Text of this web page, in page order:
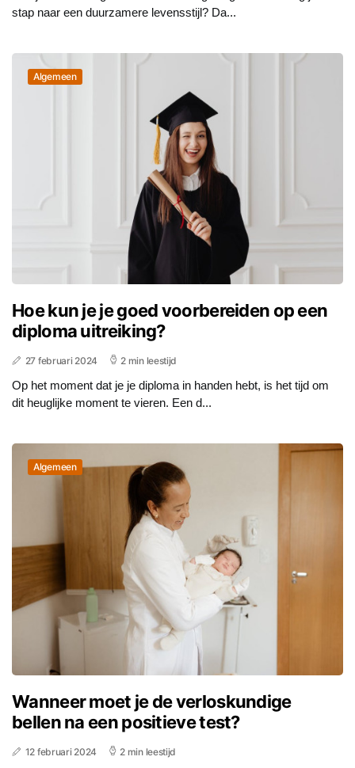
stap naar een duurzamere levensstijl? Da...
Algemeen
Hoe kun je je goed voorbereiden op een
diploma uitreiking?
27 februari 2024 2 min leestijd
Op het moment dat je je diploma in handen hebt, is het tijd om
dit heuglijke moment te vieren. Een d...
Algemeen
Wanneer moet je de verloskundige
bellen na een positieve test?
12 februari 2024 2 min leestijd